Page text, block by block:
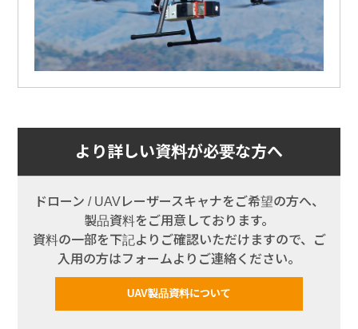
より詳しい資料が必要な方へ
ドローン / UAVレーザースキャナをご希望の方へ、
製品資料をご用意しております。
資料の一部を下記よりご確認いただけますので、ご
入用の方はフォームよりご連絡ください。
UAV製品資料について